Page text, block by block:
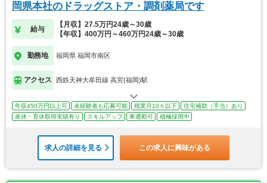
岡県本社のドラッグストア・調剤薬局です
給与
【月収】27.5万円24歳～30歳
【年収】400万円～460万円24歳～30歳
勤務地 福岡県 福岡市南区
アクセス 西鉄天神大牟田線 高宮(福岡)駅
年収450万円以上可 未経験者も応募可能 残業月10ｈ以下
住宅補助（手当）あり
産休・育休取得実績有り
スキルアップ 車通勤可 積極採用中
求人の詳細を見る この求人に興味がある